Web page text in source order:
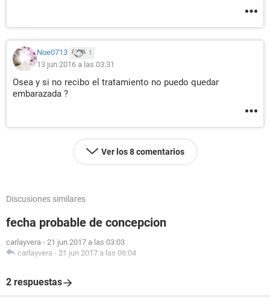
Noe0713 1
13 jun 2016 a las 03:31
Osea y si no recibo el tratamiento no puedo quedar
embarazada ?
Ver los 8 comentarios
Discusiones similares
fecha probable de concepcion
carlayvera - 21 jun 2017 a las 03:03
carlayvera - 21 jun 2017 a las 06:04
2 respuestas